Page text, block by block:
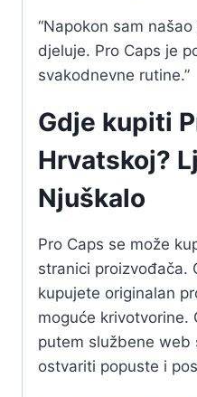
“Napokon sam
djeluje. Pro Caps je
svakodnevne rutine.”
Gdje kupiti
Hrvatskoj?
Njuškalo
Pro Caps se može
stranici proizvođača.
kupujete originalan
moguće krivotvorine.
putem službene web
ostvariti popuste i